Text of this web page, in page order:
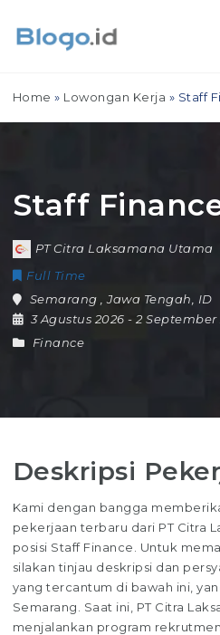
Home » Lowongan Kerja » Staff
Staff
PT Citra Laksamana Utama
Full Time
Semarang
,Jawa Tengah
ID
3 Agustus 2026- 2 September
Finance
Deskripsi
Kami dengan bangga
pekerjaan terbaru dari PT Citra
posisi Staff Finance. Untuk
silakan tinjau deskripsi dan
yang tercantum di bawah ini,
Semarang. Saat ini, PT Citra
menjalankan program